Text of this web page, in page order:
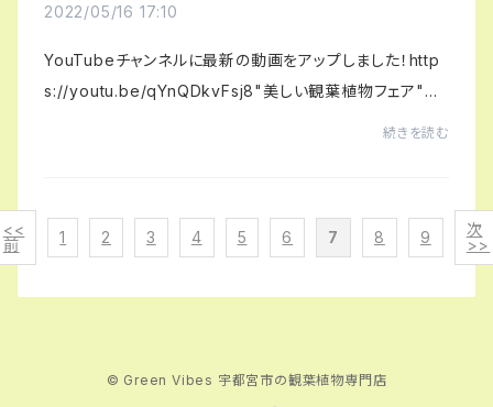
2022/05/16 17:10
YouTubeチャンネルに最新の動画をアップしました！http
s://youtu.be/qYnQDkvFsj8"美しい観葉植物フェア"の
続きを読む
<<
前
1 2 3 4 5 6 7 8 9
次
>>
© Green Vibes 宇都宮市の観葉植物専門店